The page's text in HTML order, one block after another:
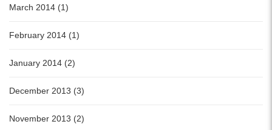
March 2014 (1)
February 2014 (1)
January 2014 (2)
December 2013 (3)
November 2013 (2)